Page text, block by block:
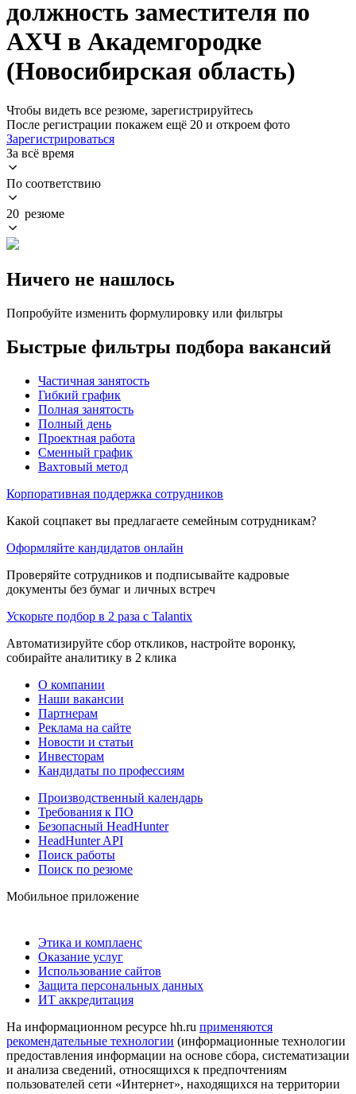
должность заместителя по
АХЧ в Академгородке
(Новосибирская область)
Чтобы видеть все резюме, зарегистрируйтесь
После регистрации покажем ещё 20 и откроем фото
Зарегистрироваться
За всё время
По соответствию
20 резюме
Ничего не нашлось
Попробуйте изменить формулировку или фильтры
Быстрые фильтры подбора вакансий
Частичная занятость
Гибкий график
Полная занятость
Полный день
Проектная работа
Сменный график
Вахтовый метод
Корпоративная поддержка сотрудников
Какой соцпакет вы предлагаете семейным сотрудникам?
Оформляйте кандидатов онлайн
Проверяйте сотрудников и подписывайте кадровые
документы без бумаг и личных встреч
Ускорьте подбор в 2 раза с Talantix
Автоматизируйте сбор откликов, настройте воронку,
собирайте аналитику в 2 клика
О компании
Наши вакансии
Партнерам
Реклама на сайте
Новости и статьи
Инвесторам
Кандидаты по профессиям
Производственный календарь
Требования к ПО
Безопасный HeadHunter
HeadHunter API
Поиск работы
Поиск по резюме
Мобильное приложение
Этика и комплаенс
Оказание услуг
Использование сайтов
Защита персональных данных
ИТ аккредитация
На информационном ресурсе hh.ru применяются
рекомендательные технологии (информационные технологии
предоставления информации на основе сбора, систематизации
и анализа сведений, относящихся к предпочтениям
пользователей сети «Интернет», находящихся на территории